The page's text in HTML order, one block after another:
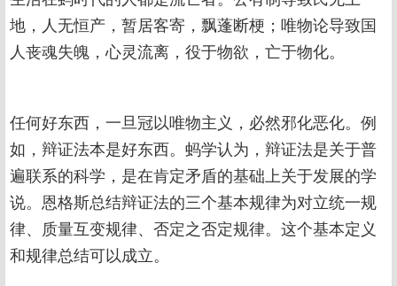
地，人无恒产，暂居客寄，飘蓬断梗；唯物论导致国
人丧魂失魄，心灵流离，役于物欲，亡于物化。
任何好东西，一旦冠以唯物主义，必然邪化恶化。例
如，辩证法本是好东西。蚂学认为，辩证法是关于普
遍联系的科学，是在肯定矛盾的基础上关于发展的学
说。恩格斯总结辩证法的三个基本规律为对立统一规
律、质量互变规律、否定之否定规律。这个基本定义
和规律总结可以成立。